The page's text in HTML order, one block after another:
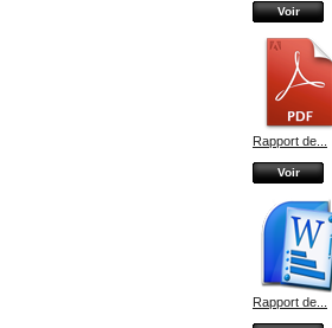
Voir
Rapport de...
Voir
Rapport de...